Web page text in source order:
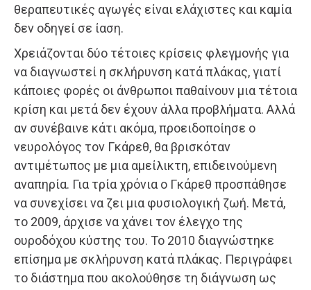
θεραπευτικές αγωγές είναι ελάχιστες και καμία
δεν οδηγεί σε ίαση.
Χρειάζονται δύο τέτοιες κρίσεις φλεγμονής για
να διαγνωστεί η σκλήρυνση κατά πλάκας, γιατί
κάποιες φορές οι άνθρωποι παθαίνουν μια τέτοια
κρίση και μετά δεν έχουν άλλα προβλήματα. Αλλά
αν συνέβαινε κάτι ακόμα, προειδοποίησε ο
νευρολόγος τον Γκάρεθ, θα βρισκόταν
αντιμέτωπος με μια αμείλικτη, επιδεινούμενη
αναπηρία. Για τρία χρόνια ο Γκάρεθ προσπάθησε
να συνεχίσει να ζει μια φυσιολογική ζωή. Μετά,
το 2009, άρχισε να χάνει τον έλεγχο της
ουροδόχου κύστης του. Το 2010 διαγνώστηκε
επίσημα με σκλήρυνση κατά πλάκας. Περιγράφει
το διάστημα που ακολούθησε τη διάγνωση ως